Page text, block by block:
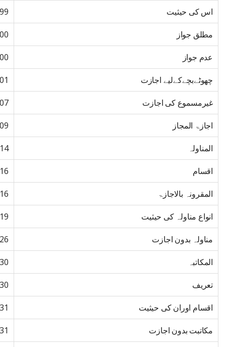
اس کی حیثیت
مطلق جواز
عدم جواز
چھوٹےبچےکےلیے اجازت
غیرمسموع کی اجازت
اجازۃ المجاز
المناولہ
اقسام
المقرونہ بالاجازۃ
انواع مناولہ کی حیثیت
مناولہ بدون اجازت
المکاتبہ
تعریف
اقسام اوران کی حیثیت
مکاتبت بدون اجازت